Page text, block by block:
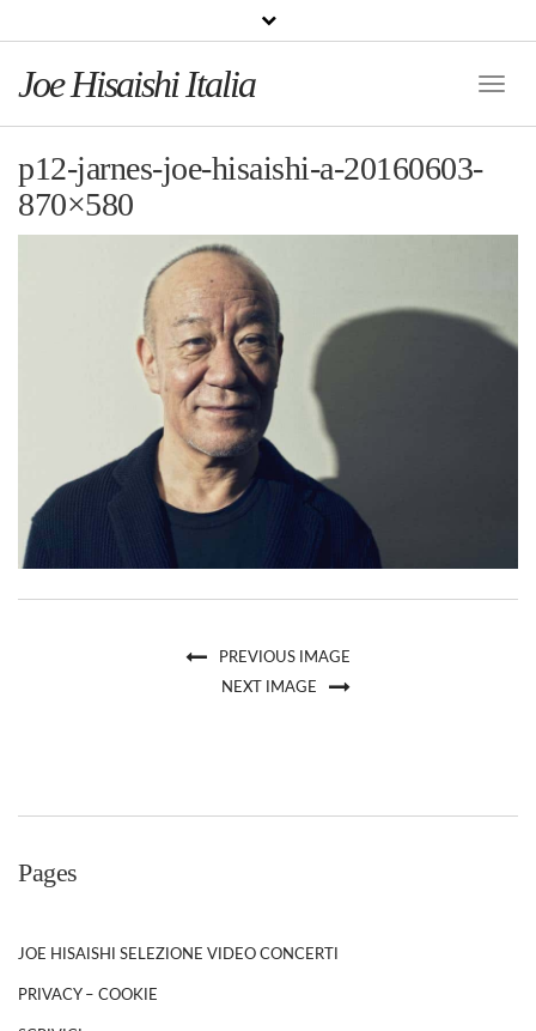
Joe Hisaishi Italia
Toggle
p12-jarnes-joe-hisaishi-a-20160603-
870×580
PREVIOUS IMAGE
NEXT IMAGE
Pages
JOE HISAISHI SELEZIONE VIDEO CONCERTI
PRIVACY – COOKIE